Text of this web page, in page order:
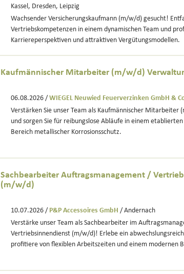
Kassel, Dresden, Leipzig
Wachsender Versicherungskaufmann (m/w/d) gesucht!
Vertriebskompetenzen in einem dynamischen Team und
Karriereperspektiven und attraktiven Vergütungsmodellen.
Kaufmännischer Mitarbeiter (m/w/d)
06.08.2026 / WIEGEL Neuwied Feuerverzinken GmbH &
Verstärken Sie unser Team als Kaufmännischer Mitarbeiter
und sorgen Sie für reibungslose Abläufe in einem
Bereich metallischer Korrosionsschutz.
Sachbearbeiter Auftragsmanagement /
(m/w/d)
10.07.2026 / P&P Accessoires GmbH / Andernach
Verstärke unser Team als Sachbearbeiter im
Vertriebsinnendienst (m/w/d)! Erlebe ein
profitiere von flexiblen Arbeitszeiten und einem modernen